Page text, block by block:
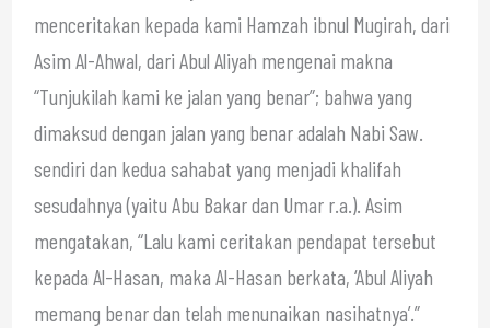
menceritakan kepada kami Hamzah ibnul Mugirah, dari
Asim Al-Ahwal, dari Abul Aliyah mengenai makna
“Tunjukilah kami ke jalan yang benar”; bahwa yang
dimaksud dengan jalan yang benar adalah Nabi Saw.
sendiri dan kedua sahabat yang menjadi khalifah
sesudahnya (yaitu Abu Bakar dan Umar r.a.). Asim
mengatakan, “Lalu kami ceritakan pendapat tersebut
kepada Al-Hasan, maka Al-Hasan berkata, ‘Abul Aliyah
memang benar dan telah menunaikan nasihatnya’.”